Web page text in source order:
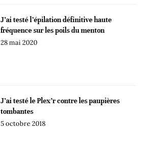
J’ai testé l’épilation définitive haute
fréquence sur les poils du menton
28 mai 2020
J’ai testé le Plex’r contre les paupières
tombantes
5 octobre 2018